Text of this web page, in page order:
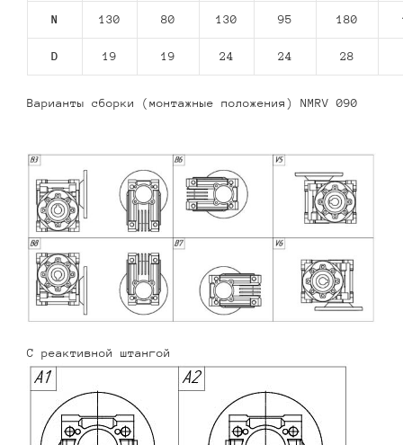
N 130 80 130 95 180
D 19 19 24 24 28
Варианты сборки (монтажные положения) NMRV 090
С реактивной штангой